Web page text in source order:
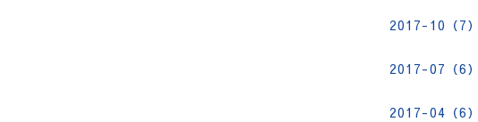
2017-10（7）
2017-07（6）
2017-04（6）